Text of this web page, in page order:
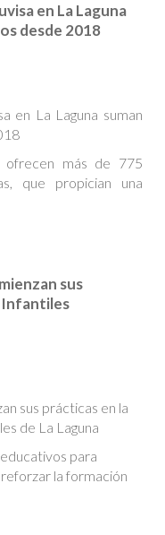
en La Laguna
desde 2018
en La Laguna suman
ofrecen más de 775
que propician una
sus
Infantiles
sus prácticas en la
de La Laguna
para
la formación